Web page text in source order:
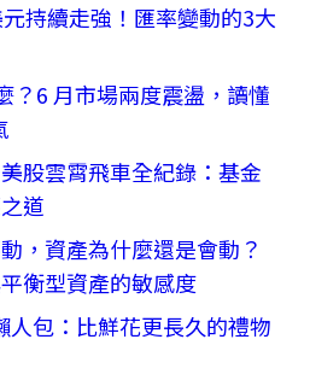
持續走強！匯率變動的3大
？6 月市場兩度震盪，讀懂
股雲霄飛車全紀錄：基金
道
，資產為什麼還是會動？
衡型資產的敏感度
人包：比鮮花更長久的禮物